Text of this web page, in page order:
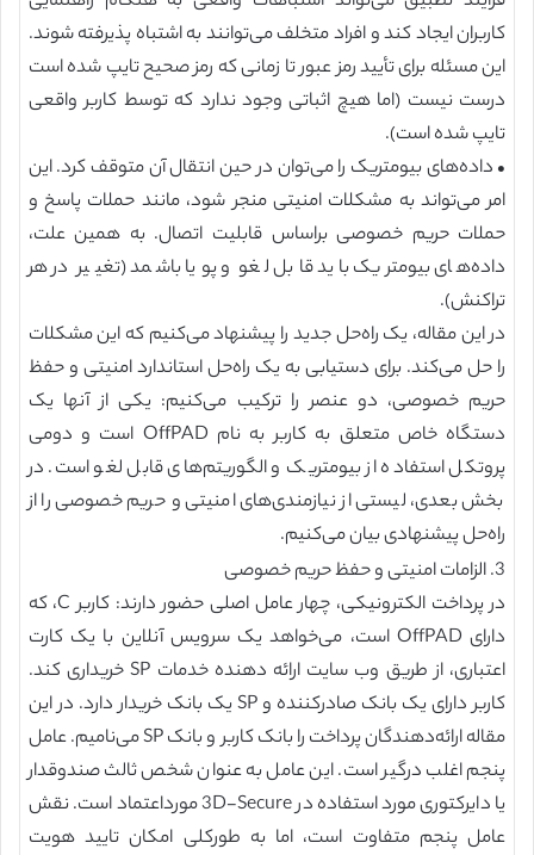
کاربران ایجاد کند و افراد متخلف می‌توانند به اشتباه پذیرفته شوند.
این مسئله برای تأیید رمز عبور تا زمانی که رمز صحیح تایپ شده است
درست نیست (اما هیچ اثباتی وجود ندارد که توسط کاربر واقعی
تایپ شده است).
• داده‌های بیومتریک را می‌توان در حین انتقال آن متوقف کرد. این
امر می‌تواند به مشکلات امنیتی منجر شود، مانند حملات پاسخ و
حملات حریم خصوصی براساس قابلیت اتصال. به همین علت،
داده‌های بیومتریک باید قابل لغو و پویا باشمد (تغییر در هر
تراکنش).
در این مقاله، یک راه‌حل جدید را پیشنهاد می‌کنیم که این مشکلات
را حل می‌کند. برای دستیابی به یک راه‌حل استاندارد امنیتی و حفظ
حریم خصوصی، دو عنصر را ترکیب می‌کنیم: یکی از آنها یک
دستگاه خاص متعلق به کاربر به نام OffPAD است و دومی
پروتکل استفاده از بیومتریک و الگوریتم‌های قابل لغو است. در
بخش بعدی، لیستی از نیازمندی‌های امنیتی و حریم خصوصی را از
راه‌حل پیشنهادی بیان می‌کنیم.
3. الزامات امنیتی و حفظ حریم خصوصی
در پرداخت الکترونیکی، چهار عامل اصلی حضور دارند: کاربر C، که
دارای OffPAD است، می‌خواهد یک سرویس آنلاین با یک کارت
اعتباری، از طریق وب سایت ارائه دهنده خدمات SP خریداری کند.
کاربر دارای یک بانک صادرکننده و SP یک بانک خریدار دارد. در این
مقاله ارائه‌دهندگان پرداخت را بانک کاربر و بانک SP می‌نامیم. عامل
پنجم اغلب درگیر است. این عامل به عنوان شخص ثالث صندوقدار
یا دایرکتوری مورد استفاده در 3D-Secure مورداعتماد است. نقش
عامل پنجم متفاوت است، اما به طورکلی امکان تایید هویت